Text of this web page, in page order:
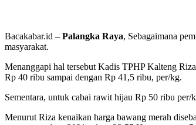
Bacakabar.id – Palangka Raya, Sebagaimana
masyarakat.
Menanggapi hal tersebut Kadis TPHP Kalteng
Rp 40 ribu sampai dengan Rp 41,5 ribu, per/kg.
Sementara, untuk cabai rawit hijau Rp 50 ribu
Menurut Riza kenaikan harga bawang merah